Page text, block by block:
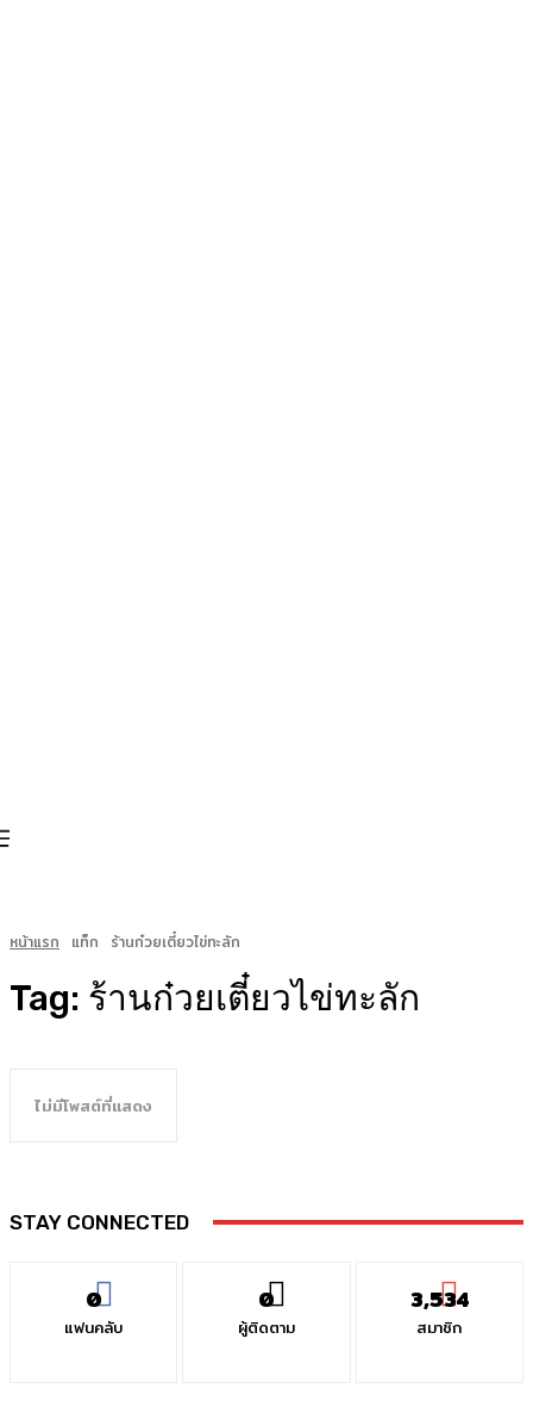
หน้าแรก แท็ก ร้านก๋วยเตี๋ยวไข่ทะลัก
Tag: ร้านก๋วยเตี๋ยวไข่ทะลัก
ไม่มีโพสต์ที่แสดง
STAY CONNECTED
0
แฟนคลับ
0
ผู้ติดตาม
3,534
สมาชิก